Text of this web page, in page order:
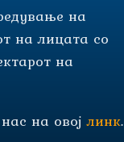
на
на лицата со
на
на овојлинк.